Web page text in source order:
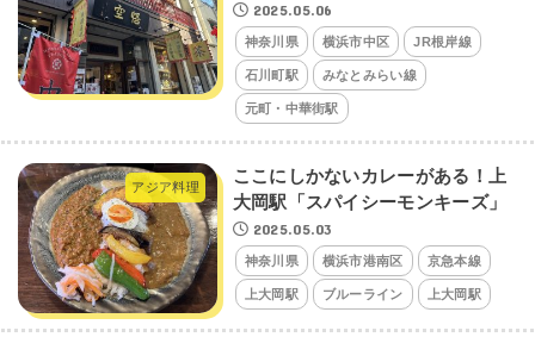
2025.05.06
神奈川県 横浜市中区 JR根岸線
石川町駅 みなとみらい線
元町・中華街駅
アジア料理
ここにしかないカレーがある！上
大岡駅「スパイシーモンキーズ」
2025.05.03
神奈川県 横浜市港南区 京急本線
上大岡駅 ブルーライン 上大岡駅